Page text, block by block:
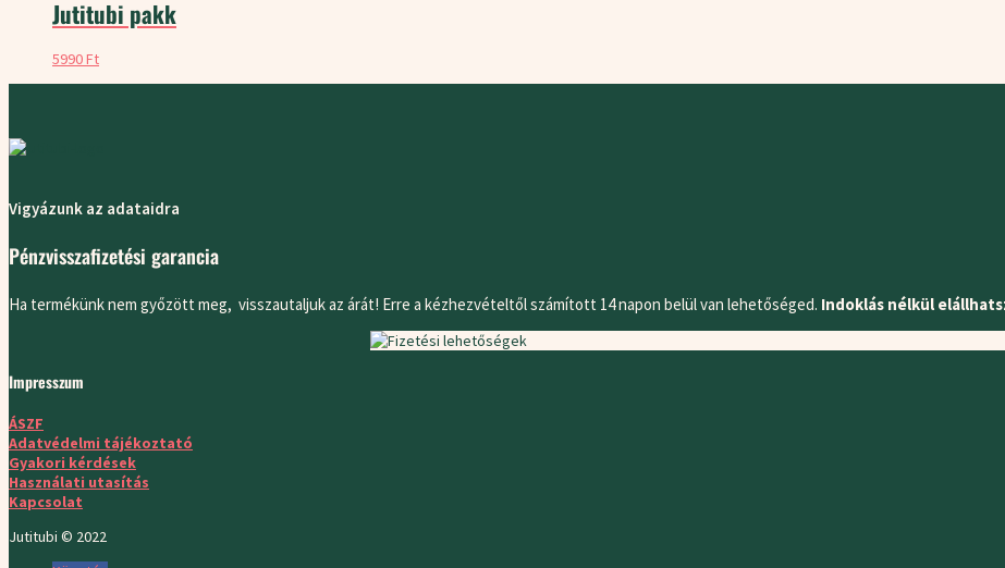
Jutitubi pakk
5990Ft
Vigyázunk az adataidra
Pénzvisszafizetési garancia
Ha termékünk nem győzött meg, visszautaljuk az árát! Erre a kézhezvételtől számított 14 napon belül van lehetőséged. Indoklás nélkül
Impresszum
ÁSZF
Adatvédelmi tájékoztató
Gyakori kérdések
Használati utasítás
Kapcsolat
Jutitubi © 2022